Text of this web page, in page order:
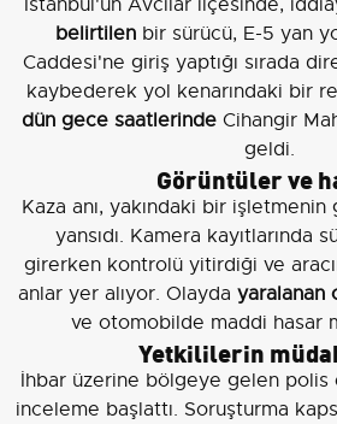
İstanbul'un Avcılar ilçesinde,
belirtilenbir sürücü, E-5 yan
Caddesi'ne giriş yaptığı sırada
kaybederek yol kenarındaki bir
dün gece saatlerindeCihangir
geldi.
Görüntüler ve
Kaza anı, yakındaki bir işletmenin
yansıdı. Kamera kayıtlarında
girerken kontrolü yitirdiği ve
anlar yer alıyor. Olayda yaralanan
ve otomobilde maddi hasar
Yetkililerin
İhbar üzerine bölgeye gelen
inceleme başlattı. Soruşturma